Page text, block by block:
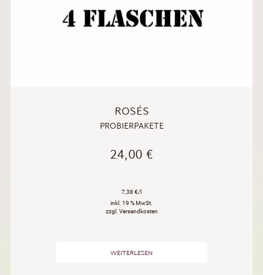
ROSÉS
PROBIERPAKETE
24,00€
7,38 €/l
inkl. 19 % MwSt.
zzgl. Versandkosten
WEITERLESEN